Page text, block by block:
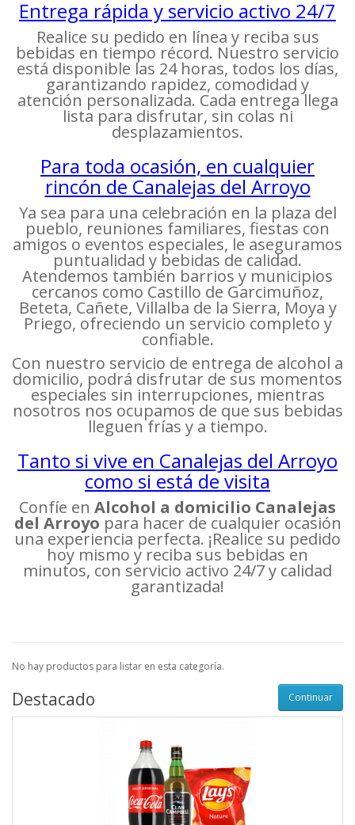
Entrega rápida y servicio activo 24/7
Realice su pedido en línea y reciba sus
bebidas en tiempo récord. Nuestro servicio
está disponible las 24 horas, todos los días,
garantizando rapidez, comodidad y
atención personalizada. Cada entrega llega
lista para disfrutar, sin colas ni
desplazamientos.
Para toda ocasión, en cualquier
rincón de Canalejas del Arroyo
Ya sea para una celebración en la plaza del
pueblo, reuniones familiares, fiestas con
amigos o eventos especiales, le aseguramos
puntualidad y bebidas de calidad.
Atendemos también barrios y municipios
cercanos como Castillo de Garcimuñoz,
Beteta, Cañete, Villalba de la Sierra, Moya y
Priego, ofreciendo un servicio completo y
confiable.
Con nuestro servicio de entrega de alcohol a
domicilio, podrá disfrutar de sus momentos
especiales sin interrupciones, mientras
nosotros nos ocupamos de que sus bebidas
lleguen frías y a tiempo.
Tanto si vive en Canalejas del Arroyo
como si está de visita
Confíe en Alcohol a domicilio Canalejas
del Arroyo para hacer de cualquier ocasión
una experiencia perfecta. ¡Realice su pedido
hoy mismo y reciba sus bebidas en
minutos, con servicio activo 24/7 y calidad
garantizada!
No hay productos para listar en esta categoría.
Continuar
Destacado